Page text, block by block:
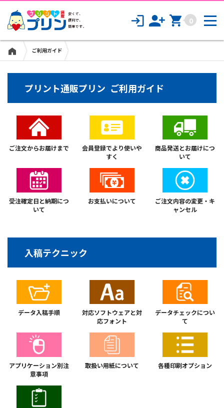
0
販促・イベントノベルティ
ご利用ガイド
プリント通販プリン ご利用ガイド
ご注文からお届けまで
会員登録でより使いや
すく
商品発送とお届けにつ
いて
受注確定日と納期につ
いて
お支払いについて
ご注文内容の変更・キ
ャンセル
入稿テクニック
データ入稿手順
対応ソフトウェアと対
応フォント
データチェックについ
て
アプリケーション別注
意事項
取扱い用紙について 各種印刷オプション